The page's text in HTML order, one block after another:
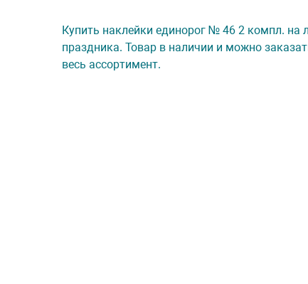
Купить наклейки единорог № 46 2 компл. на
праздника. Товар в наличии и можно
весь ассортимент.